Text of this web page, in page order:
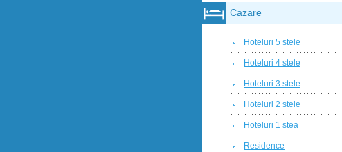
Cazare
Hoteluri 5 stele
Hoteluri 4 stele
Hoteluri 3 stele
Hoteluri 2 stele
Hoteluri 1 stea
Residence